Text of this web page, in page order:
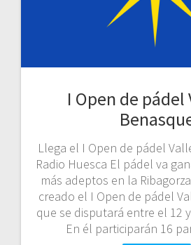
I Open de pádel
Llega el I Open de pádel
Radio Huesca El pádel va
más adeptos en la
creado el I Open de pádel
que se disputará entre el 12
En él participarán 16